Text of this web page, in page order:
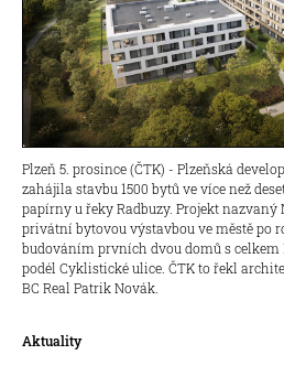
Plzeň 5. prosince (ČTK) - Plzeňská
zahájila stavbu 1500 bytů ve více než
papírny u řeky Radbuzy. Projekt nazvaný
privátní bytovou výstavbou ve městě po
budováním prvních dvou domů s celkem
podél Cyklistické ulice. ČTK to řekl
BC Real Patrik Novák.
Aktuality